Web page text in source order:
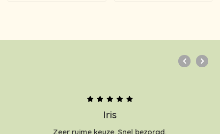
Iris
Zeer ruime keuze. Snel bezorgd,